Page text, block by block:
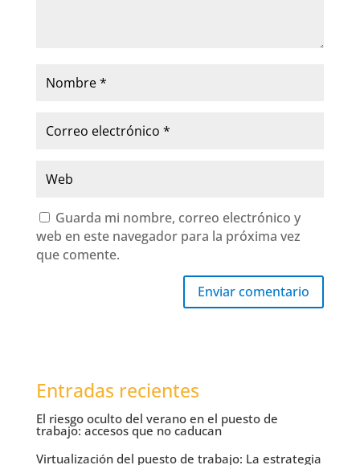
Guarda mi nombre, correo electrónico y
web en este navegador para la próxima vez
que comente.
Enviar comentario
Entradas recientes
El riesgo oculto del verano en el puesto de
trabajo: accesos que no caducan
Virtualización del puesto de trabajo: La estrategia